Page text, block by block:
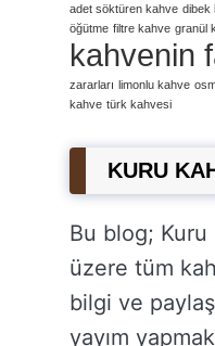
adet söktüren kahve dibek
öğütme filtre kahve granül
kahvenin
zararları limonlu kahve
kahve türk kahvesi
KURU
Bu blog;
üzere tüm
bilgi ve
yayım